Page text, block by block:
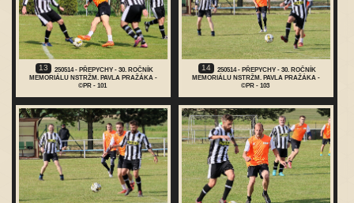
13
250514 - PŘEPYCHY - 30. ROČNÍK
MEMORIÁLU NSTRŽM. PAVLA PRAŽÁKA -
©PR - 101
14
250514 - PŘEPYCHY - 30. ROČNÍK
MEMORIÁLU NSTRŽM. PAVLA PRAŽÁKA -
©PR - 103